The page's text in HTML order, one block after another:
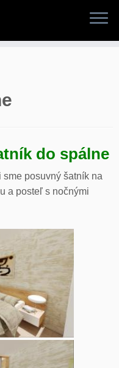
do spálne
posuvný šatník na
a posteľ s nočnými